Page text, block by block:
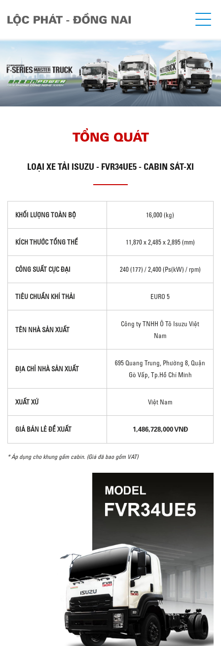
TỔNG QUÁT
LOẠI XE TẢI ISUZU - FVR34UE5 - CABIN SÁT-XI
KHỐI LƯỢNG TOÀN BỘ 16,000 (kg)
KÍCH THƯỚC TỔNG THỂ 11,870 x 2,485 x 2,895 (mm)
CÔNG SUẤT CỰC ĐẠI 240 (177) / 2,400 (Ps(kW) / rpm)
TIÊU CHUẨN KHÍ THẢI EURO 5
TÊN NHÀ SẢN XUẤT
Công ty TNHH Ô Tô Isuzu Việt
Nam
ĐỊA CHỈ NHÀ SẢN XUẤT
695 Quang Trung, Phường 8, Quận
Gò Vấp, Tp.Hồ Chí Minh
XUẤT XỨ Việt Nam
GIÁ BÁN LẺ ĐỀ XUẤT 1,486,728,000 VNĐ
* Áp dụng cho khung gầm cabin. (Giá đã bao gồm VAT)